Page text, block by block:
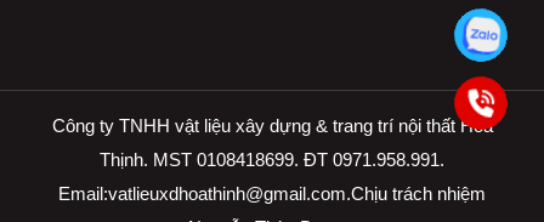
Công ty TNHH vật liệu xây dựng & trang trí nội thất Hòa
Thịnh. MST 0108418699. ĐT 0971.958.991.
Email:vatlieuxdhoathinh@gmail.com.Chịu trách nhiệm